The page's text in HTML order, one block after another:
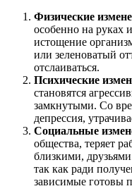
Физические
особенно на руках
истощение
или зеленоватый
отслаиваться.
Психические
становятся
замкнутыми. Со
депрессия,
Социальные
общества, теряет
близкими,
так как ради
зависимые готовы